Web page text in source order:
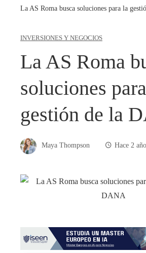
La AS Roma busca soluciones para la
INVERSIONES Y NEGOCIOS
La AS Roma
soluciones
gestión de la
Maya Thompson Hace 2